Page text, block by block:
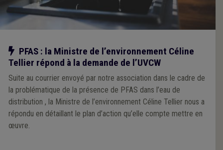
Notre action
PFAS : la Ministre de l’environnement Céline
Tellier répond à la demande de l’UVCW
Suite au courrier envoyé par notre association dans le cadre de
la problématique de la présence de PFAS dans l’eau de
distribution , la Ministre de l’environnement Céline Tellier nous a
répondu en détaillant le plan d’action qu’elle compte mettre en
œuvre.